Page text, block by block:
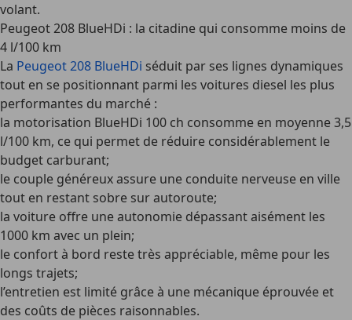
volant.
Peugeot 208 BlueHDi : la citadine qui consomme moins de
4 l/100 km
La Peugeot 208 BlueHDi séduit par ses lignes dynamiques
tout en se positionnant parmi les voitures diesel les plus
performantes du marché :
la motorisation BlueHDi 100 ch consomme en moyenne 3,5
l/100 km, ce qui permet de réduire considérablement le
budget carburant;
le couple généreux assure une conduite nerveuse en ville
tout en restant sobre sur autoroute;
la voiture offre une autonomie dépassant aisément les
1000 km avec un plein;
le confort à bord reste très appréciable, même pour les
longs trajets;
l’entretien est limité grâce à une mécanique éprouvée et
des coûts de pièces raisonnables.